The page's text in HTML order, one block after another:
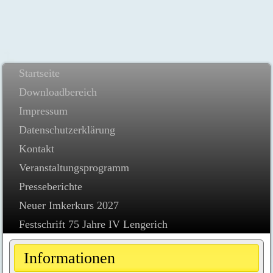
Startseite
Downloadbereich
Impressum
Datenschutzerklärung
Kontakt
Veranstaltungsprogramm
Presseberichte
Neuer Imkerkurs 2027
Festschrift 75 Jahre IV Lengerich
Informationen